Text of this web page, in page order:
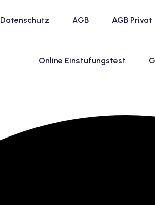
Datenschutz AGB AGB Privat
Online Einstufungstest